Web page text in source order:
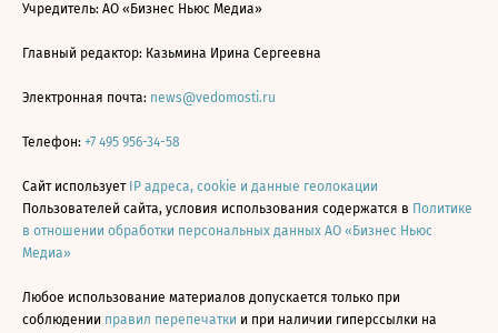
Учредитель: АО «Бизнес Ньюс Медиа»
Главный редактор: Казьмина Ирина Сергеевна
Электронная почта: news@vedomosti.ru
Телефон: +7 495 956-34-58
Сайт использует IP адреса, cookie и данные геолокации
Пользователей сайта, условия использования содержатся в Политике
в отношении обработки персональных данных АО «Бизнес Ньюс
Медиа»
Любое использование материалов допускается только при
соблюдении правил перепечатки и при наличии гиперссылки на